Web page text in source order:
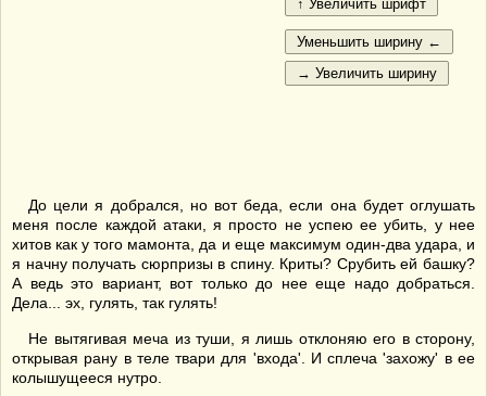
До цели я добрался, но вот беда, если она будет оглушать
меня после каждой атаки, я просто не успею ее убить, у нее
хитов как у того мамонта, да и еще максимум один-два удара, и
я начну получать сюрпризы в спину. Криты? Срубить ей башку?
А ведь это вариант, вот только до нее еще надо добраться.
Дела... эх, гулять, так гулять!
Не вытягивая меча из туши, я лишь отклоняю его в сторону,
открывая рану в теле твари для 'входа'. И сплеча 'захожу' в ее
колышущееся нутро.